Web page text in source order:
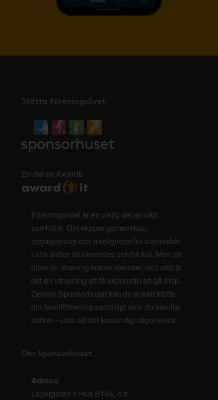
Stötta föreningslivet
En del av AwardIt
Föreningslivet är en viktig del av vårt
samhälle. Det skapar gemenskap,
engagemang och möjligheter för människor
i alla åldrar att utvecklas och ha kul. Men att
driva en förening kräver resurser, och ofta är
det en utmaning att få ekonomin att gå ihop.
Genom Sponsorhuset kan du enkelt stötta
din favoritförening samtidigt som du handlar
online – utan att det kostar dig något extra!
Om Sponsorhuset
Adress:
Lagergatan 1 Hus B19a, 4 tr